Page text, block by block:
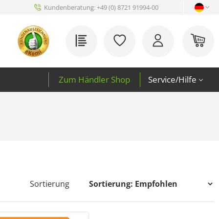
Kundenberatung:+49 (0) 8721 91994-00
Du hast 0 Produkte auf
Zum Händler Shop Service/Hilfe
Sortierung